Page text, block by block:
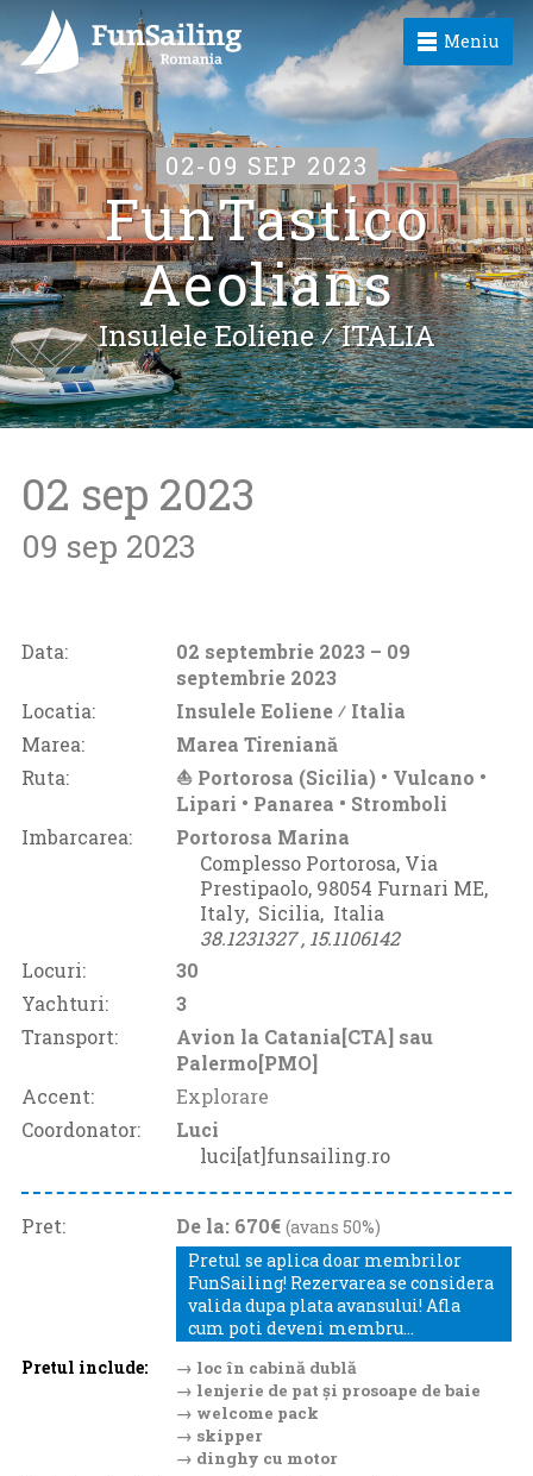
Meniu
02-09 SEP 2023
FunTastico
Aeolians
Insulele Eoliene ⁄ITALIA
02 sep 2023
09 sep 2023
Data: 02 septembrie 2023 – 09
septembrie 2023
Locatia:
Insulele Eoliene ⁄ Italia
Marea:
Marea Tireniană
Ruta:
⛵ Portorosa (Sicilia) • Vulcano •
Lipari • Panarea • Stromboli
Imbarcarea:
Portorosa Marina
Complesso Portorosa, Via
Prestipaolo, 98054 Furnari ME,
Italy‚ Sicilia‚ Italia
38.1231327 ‚ 15.1106142
Locuri:
30
Yachturi:
3
Transport:
Avion la Catania[CTA] sau
Palermo[PMO]
Accent:
Explorare
Coordonator:
Luci
luci[at]funsailing.ro
Pret: De la: 670€ (avans 50%)
Pretul se aplica doar membrilor
FunSailing! Rezervarea se considera
valida dupa plata avansului! Afla
cum poti deveni membru...
Pretul include:
→ loc în cabină dublă
→ lenjerie de pat și prosoape de baie
→ welcome pack
→ skipper
→ dinghy cu motor